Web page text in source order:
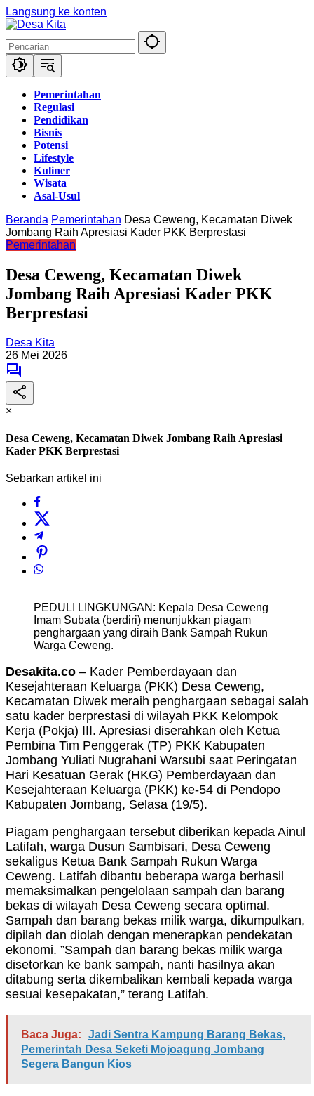
Langsung ke konten
Pemerintahan
Regulasi
Pendidikan
Bisnis
Potensi
Lifestyle
Kuliner
Wisata
Asal-Usul
Beranda Pemerintahan Desa Ceweng, Kecamatan Diwek
Jombang Raih Apresiasi Kader PKK Berprestasi
Pemerintahan
Desa Ceweng, Kecamatan Diwek
Jombang Raih Apresiasi Kader PKK
Berprestasi
Desa Kita
26 Mei 2026
×
Desa Ceweng, Kecamatan Diwek Jombang Raih Apresiasi
Kader PKK Berprestasi
Sebarkan artikel ini
PEDULI LINGKUNGAN: Kepala Desa Ceweng
Imam Subata (berdiri) menunjukkan piagam
penghargaan yang diraih Bank Sampah Rukun
Warga Ceweng.
Desakita.co – Kader Pemberdayaan dan
Kesejahteraan Keluarga (PKK) Desa Ceweng,
Kecamatan Diwek meraih penghargaan sebagai salah
satu kader berprestasi di wilayah PKK Kelompok
Kerja (Pokja) III. Apresiasi diserahkan oleh Ketua
Pembina Tim Penggerak (TP) PKK Kabupaten
Jombang Yuliati Nugrahani Warsubi saat Peringatan
Hari Kesatuan Gerak (HKG) Pemberdayaan dan
Kesejahteraan Keluarga (PKK) ke-54 di Pendopo
Kabupaten Jombang, Selasa (19/5).
Piagam penghargaan tersebut diberikan kepada Ainul
Latifah, warga Dusun Sambisari, Desa Ceweng
sekaligus Ketua Bank Sampah Rukun Warga
Ceweng. Latifah dibantu beberapa warga berhasil
memaksimalkan pengelolaan sampah dan barang
bekas di wilayah Desa Ceweng secara optimal.
Sampah dan barang bekas milik warga, dikumpulkan,
dipilah dan diolah dengan menerapkan pendekatan
ekonomi. ”Sampah dan barang bekas milik warga
disetorkan ke bank sampah, nanti hasilnya akan
ditabung serta dikembalikan kembali kepada warga
sesuai kesepakatan,” terang Latifah.
Baca Juga:
Jadi Sentra Kampung Barang Bekas,
Pemerintah Desa Seketi Mojoagung Jombang
Segera Bangun Kios